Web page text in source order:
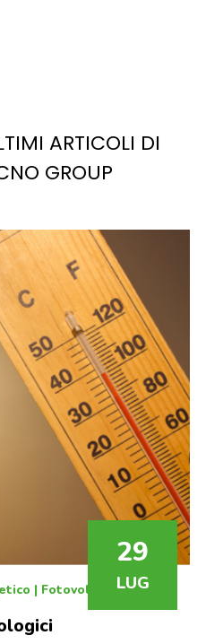
Se sfruttata correttamente,
soddisfare, e superare, la
attuale e futura.
ARTICOLI DI
GROUP
29
LUG
| Fotovoltaico